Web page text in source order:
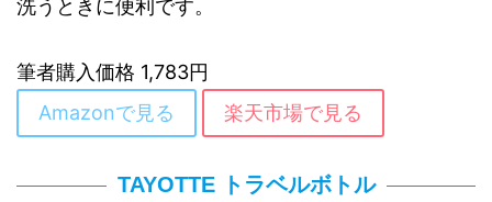
洗うときに便利です。
筆者購入価格 1,783円
Amazonで見る
楽天市場で見る
TAYOTTE トラベルボトル